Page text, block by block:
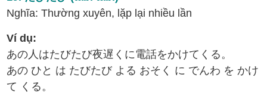
Nghĩa: Thường xuyên, lặp lại nhiều lần
Ví dụ:
あの人はたびたび夜遅くに電話をかけてくる。
あの ひと は たびたび よる おそく に でんわ を かけ
て くる。